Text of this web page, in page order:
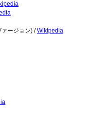
ァージョン) /Wikipedia